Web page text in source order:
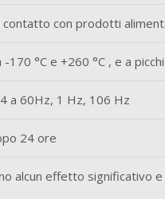
con prodotti
°C e +260 °C , e a
a 60Hz, 1 Hz, 106 Hz
24 ore
alcun effetto significativo